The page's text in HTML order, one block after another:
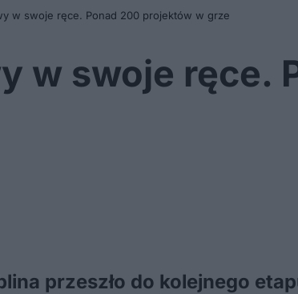
w swoje ręce. Ponad 200 projektów w grze
w swoje ręce.
przeszło do kolejnego